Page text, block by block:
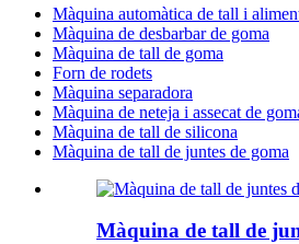
Màquina automàtica de tall i
Màquina de desbarbar de goma
Màquina de tall de goma
Forn de rodets
Màquina separadora
Màquina de neteja i assecat de
Màquina de tall de silicona
Màquina de tall de juntes de goma
Màquina de tall de